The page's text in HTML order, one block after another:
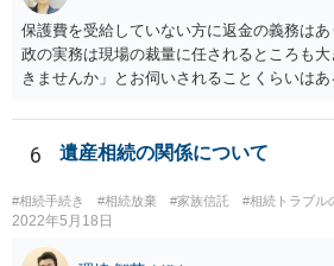
保護費を受給していない方に返金の義務は
政の実務は現場の裁量に任されるところも
きませんか」とお伺いされることくらいは
考えてご判断いただくのが良いと思います。
6 遺産相続の関係について
#相続手続き #相続放棄 #家族信託 #相続トラブル
2022年5月18日